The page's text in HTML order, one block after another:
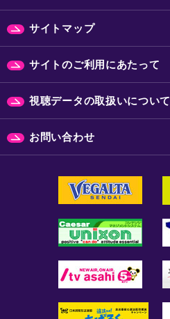
サイトマップ
サイトのご利用にあたって
視聴データの取扱いについて
お問い合わせ